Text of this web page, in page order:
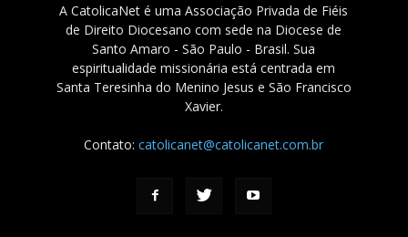
A CatolicaNet é uma Associação Privada de Fiéis
de Direito Diocesano com sede na Diocese de
Santo Amaro - São Paulo - Brasil. Sua
espiritualidade missionária está centrada em
Santa Teresinha do Menino Jesus e São Francisco
Xavier.
Contato:catolicanet@catolicanet.com.br